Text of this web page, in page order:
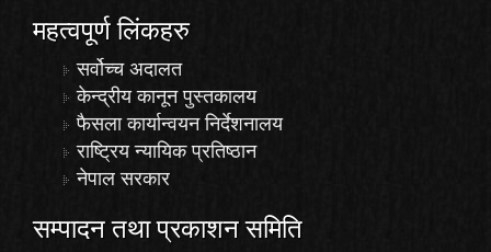
महत्वपूर्ण लिंकहरु
सर्वोच्च अदालत
केन्द्रीय कानून पुस्तकालय
फैसला कार्यान्वयन निर्देशनालय
राष्ट्रिय न्यायिक प्रतिष्ठान
नेपाल सरकार
सम्पादन तथा प्रकाशन समिति